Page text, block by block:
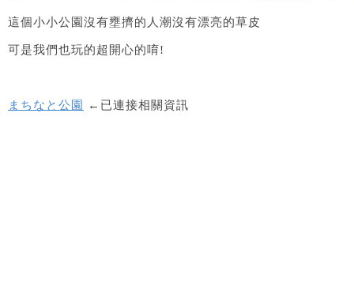
這個小小公園沒有壅擠的人潮沒有漂亮的草皮
可是我們也玩的超開心的唷!
まちなと公園 ←已連接相關資訊